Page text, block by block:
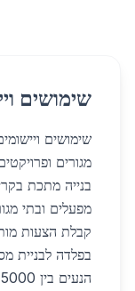
שימושים
שימושים
בנייה מתכת
מפעלים ובתי
קבלת הצעות
בפלדה לבניית